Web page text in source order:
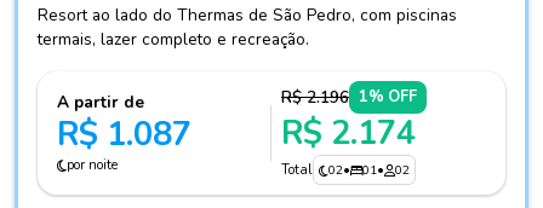
Resort ao lado do Thermas de São Pedro, com piscinas
termais, lazer completo e recreação.
A partir de
R$ 1.087
por noite
R$ 2.196 1% OFF
R$ 2.174
Total 02• 01• 02